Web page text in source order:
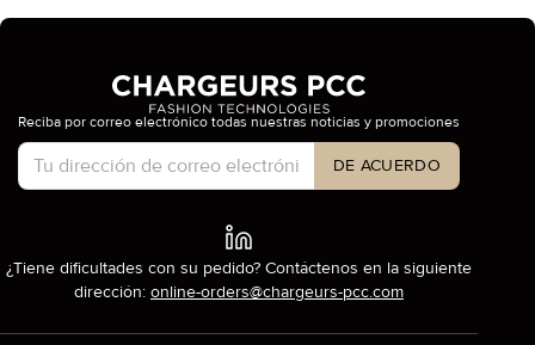
Tipo de cuenta
Reciba por correo electrónico todas nuestras noticias y promociones
DE ACUERDO
¿Tiene dificultades con su pedido? Contáctenos en la siguiente
dirección: online-orders@chargeurs-pcc.com